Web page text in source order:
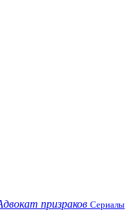
призраков Сериалы